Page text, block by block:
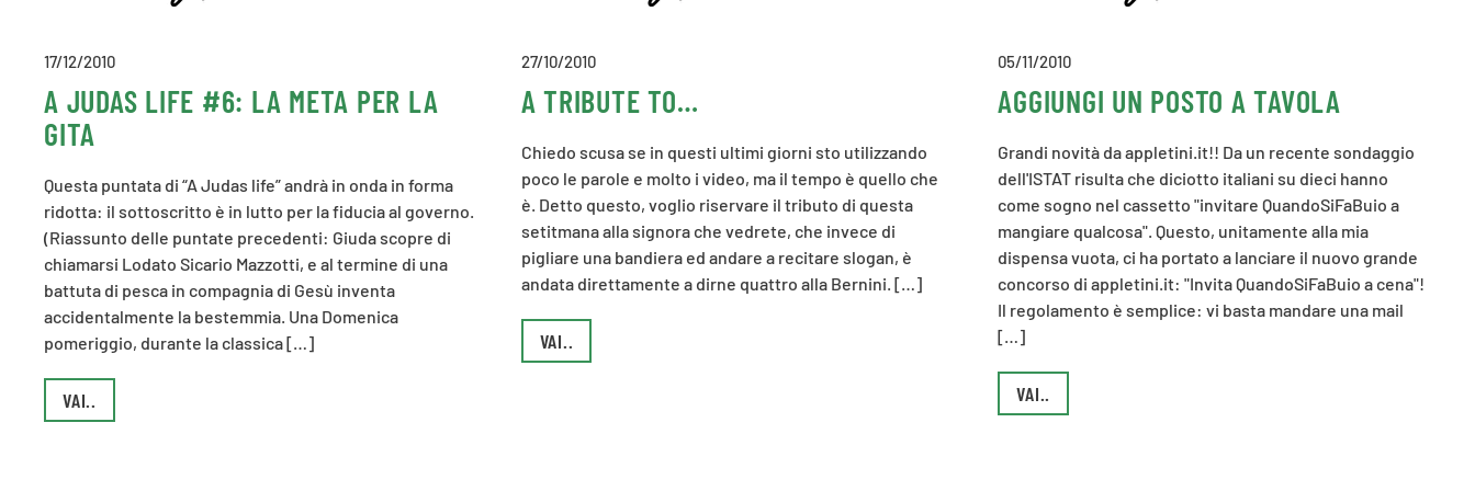
17/12/2010
A JUDAS LIFE #6: LA META PER LA
GITA
Questa puntata di “A Judas life” andrà in onda in forma
ridotta: il sottoscritto è in lutto per la fiducia al governo.
(Riassunto delle puntate precedenti: Giuda scopre di
chiamarsi Lodato Sicario Mazzotti, e al termine di una
battuta di pesca in compagnia di Gesù inventa
accidentalmente la bestemmia. Una Domenica
pomeriggio, durante la classica […]
VAI..
27/10/2010
A TRIBUTE TO…
Chiedo scusa se in questi ultimi giorni sto utilizzando
poco le parole e molto i video, ma il tempo è quello che
è. Detto questo, voglio riservare il tributo di questa
setitmana alla signora che vedrete, che invece di
pigliare una bandiera ed andare a recitare slogan, è
andata direttamente a dirne quattro alla Bernini. […]
VAI..
05/11/2010
AGGIUNGI UN POSTO A TAVOLA
Grandi novità da appletini.it!! Da un recente sondaggio
dell'ISTAT risulta che diciotto italiani su dieci hanno
come sogno nel cassetto "invitare QuandoSiFaBuio a
mangiare qualcosa". Questo, unitamente alla mia
dispensa vuota, ci ha portato a lanciare il nuovo grande
concorso di appletini.it: "Invita QuandoSiFaBuio a cena"!
Il regolamento è semplice: vi basta mandare una mail
[…]
VAI..